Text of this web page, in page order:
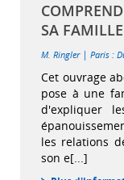
SA FAMILLE
M. Ringler | Paris :
Cet ouvrage
pose à une
d'expliquer
les relations
son e[...]